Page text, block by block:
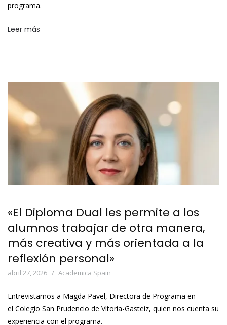
programa.
Leer más
«El Diploma Dual les permite a los
alumnos trabajar de otra manera,
más creativa y más orientada a la
reflexión personal»
abril 27, 2026 Academica Spain
Entrevistamos a Magda Pavel, Directora de Programa en
el Colegio San Prudencio de Vitoria-Gasteiz, quien nos cuenta su
experiencia con el programa.